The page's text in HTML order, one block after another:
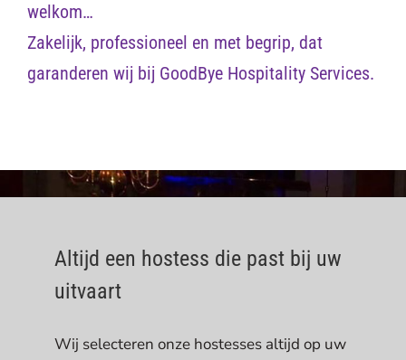
welkom…
Zakelijk, professioneel en met begrip, dat
garanderen wij bij GoodBye Hospitality Services.
Altijd een hostess die past bij uw
uitvaart
Wij selecteren onze hostesses altijd op uw